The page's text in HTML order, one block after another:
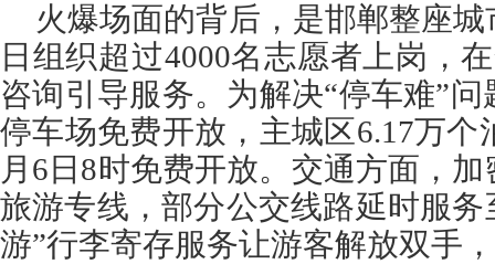
火爆场面的背后，是邯郸整座
日组织超过4000名志愿者上岗，
咨询引导服务。为解决“停车难”
停车场免费开放，主城区6.17万个
月6日8时免费开放。交通方面，
旅游专线，部分公交线路延时服
游”行李寄存服务让游客解放双手